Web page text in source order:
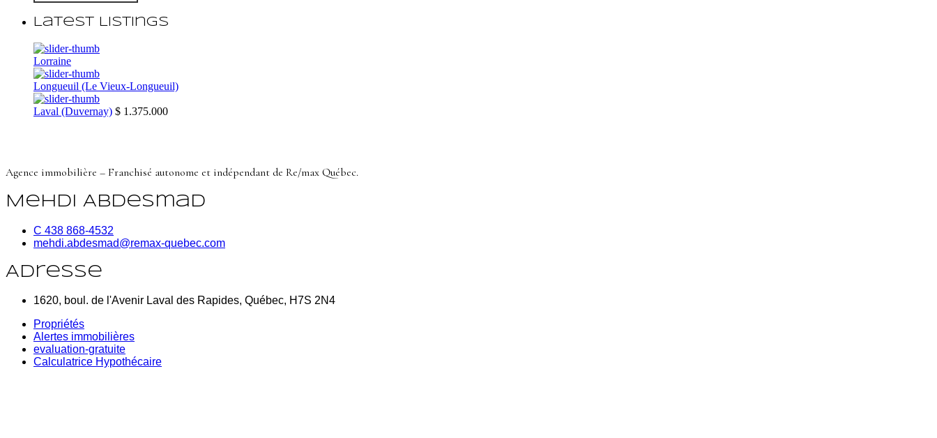
Latest Listings
Lorraine
Longueuil (Le Vieux-Longueuil)
Laval (Duvernay) $ 1.375.000
Agence immobilière – Franchisé autonome et indépendant de Re/max Québec.
Mehdi Abdesmad
C 438 868-4532
mehdi.abdesmad@remax-quebec.com
Adresse
1620, boul. de l'Avenir Laval des Rapides, Québec, H7S 2N4
Propriétés
Alertes immobilières
evaluation-gratuite
Calculatrice Hypothécaire